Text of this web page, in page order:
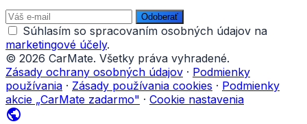
Odoberať
Súhlasím so spracovaním osobných údajov na
marketingové účely.
© 2026 CarMate. Všetky práva vyhradené.
Zásady ochrany osobných údajov · Podmienky
používania · Zásady používania cookies · Podmienky
akcie „CarMate zadarmo" · Cookie nastavenia
public